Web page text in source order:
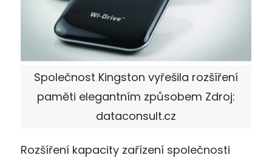
Společnost Kingston vyřešila rozšíření
paměti elegantním způsobem Zdroj:
dataconsult.cz
Rozšíření kapacity zařízení společnosti